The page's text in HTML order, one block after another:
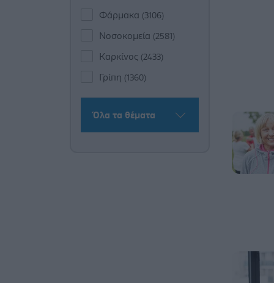
Φάρμακα (3106)
Νοσοκομεία (2581)
Καρκίνος (2433)
Γρίπη (1360)
Όλα τα θέματα